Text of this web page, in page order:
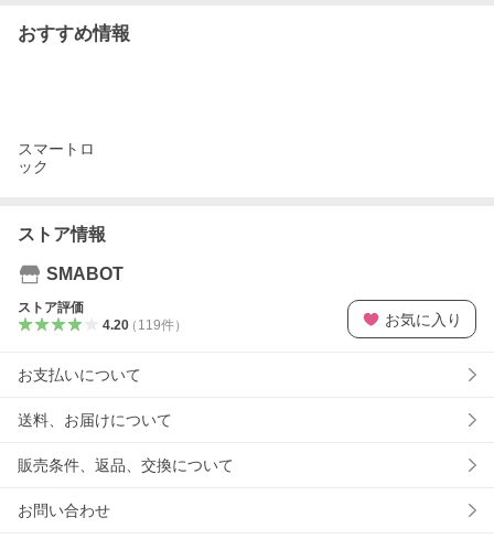
おすすめ情報
スマートロ
ック
ストア情報
SMABOT
ストア評価
4.20（ 119件） お気に入り
お支払いについて
送料、お届けについて
販売条件、返品、交換について
お問い合わせ